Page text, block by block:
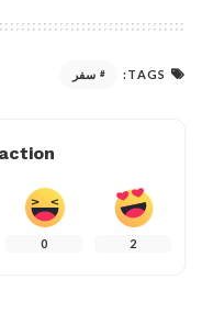
TAGS: سفر
2
0